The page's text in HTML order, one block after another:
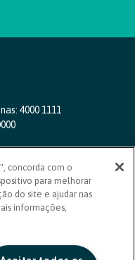
4000 1111
das 8h às 20h)
concorda com o
para melhorar
do site e ajudar nas
informações,